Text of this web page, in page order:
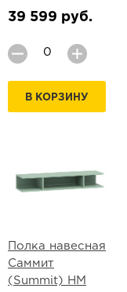
39 599 руб.
В КОРЗИНУ
Полка навесная
Саммит
(Summit) НМ